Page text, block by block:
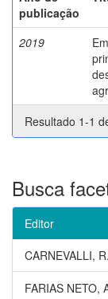
publicação
2019
Resultado 1-1
Busca
Editor
CARNEVALLI,
FARIAS NETO,